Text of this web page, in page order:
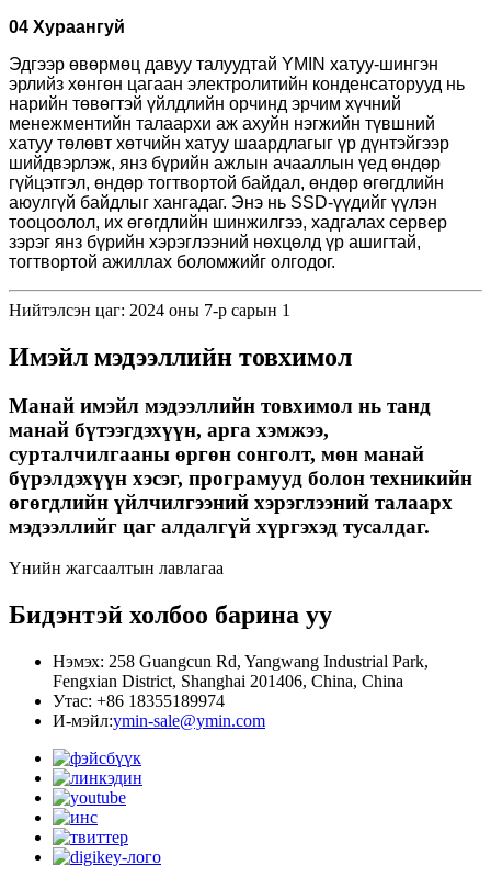
04 Хураангуй
Эдгээр өвөрмөц давуу талуудтай YMIN хатуу-шингэн
эрлийз хөнгөн цагаан электролитийн конденсаторууд нь
нарийн төвөгтэй үйлдлийн орчинд эрчим хүчний
менежментийн талаархи аж ахуйн нэгжийн түвшний
хатуу төлөвт хөтчийн хатуу шаардлагыг үр дүнтэйгээр
шийдвэрлэж, янз бүрийн ажлын ачааллын үед өндөр
гүйцэтгэл, өндөр тогтвортой байдал, өндөр өгөгдлийн
аюулгүй байдлыг хангадаг. Энэ нь SSD-үүдийг үүлэн
тооцоолол, их өгөгдлийн шинжилгээ, хадгалах сервер
зэрэг янз бүрийн хэрэглээний нөхцөлд үр ашигтай,
тогтвортой ажиллах боломжийг олгодог.
Нийтэлсэн цаг: 2024 оны 7-р сарын 1
Имэйл мэдээллийн товхимол
Манай имэйл мэдээллийн товхимол нь танд
манай бүтээгдэхүүн, арга хэмжээ,
сурталчилгааны өргөн сонголт, мөн манай
бүрэлдэхүүн хэсэг, програмууд болон техникийн
өгөгдлийн үйлчилгээний хэрэглээний талаарх
мэдээллийг цаг алдалгүй хүргэхэд тусалдаг.
Үнийн жагсаалтын лавлагаа
Бидэнтэй холбоо барина уу
Нэмэх: 258 Guangcun Rd, Yangwang Industrial Park,
Fengxian District, Shanghai 201406, China, China
Утас: +86 18355189974
И-мэйл:ymin-sale@ymin.com